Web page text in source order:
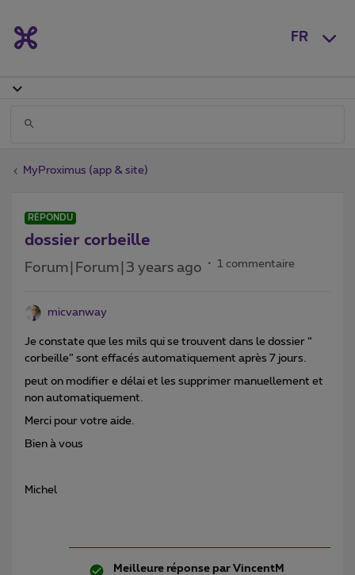
FR
MyProximus (app & site)
RÉPONDU
dossier corbeille
Forum|Forum|3 years ago 1 commentaire
micvanway
Je constate que les mils qui se trouvent dans le dossier “
corbeille” sont effacés automatiquement après 7 jours.
peut on modifier e délai et les supprimer manuellement et
non automatiquement.
Merci pour votre aide.
Bien à vous
Michel
Meilleure réponse par VincentM